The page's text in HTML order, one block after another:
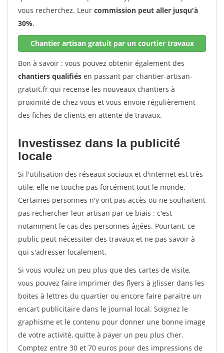
vous recherchez. Leur commission peut aller jusqu'à
30%.
Chantier artisan gratuit par un courtier travaux
Bon à savoir : vous pouvez obtenir également des
chantiers qualifiés en passant par chantier-artisan-
gratuit.fr qui recense les nouveaux chantiers à
proximité de chez vous et vous envoie régulièrement
des fiches de clients en attente de travaux.
Investissez dans la publicité
locale
Si l'utilisation des réseaux sociaux et d'internet est très
utile, elle ne touche pas forcément tout le monde.
Certaines personnes n'y ont pas accès ou ne souhaitent
pas rechercher leur artisan par ce biais : c'est
notamment le cas des personnes âgées. Pourtant, ce
public peut nécessiter des travaux et ne pas savoir à
qui s'adresser localement.
Si vous voulez un peu plus que des cartes de visite,
vous pouvez faire imprimer des flyers à glisser dans les
boites à lettres du quartier ou encore faire paraitre un
encart publicitaire dans le journal local. Soignez le
graphisme et le contenu pour donner une bonne image
de votre activité, quitte à payer un peu plus cher.
Comptez entre 30 et 70 euros pour des impressions de